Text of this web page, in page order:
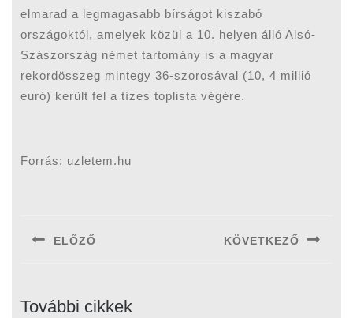
elmarad a legmagasabb bírságot kiszabó
országoktól, amelyek közül a 10. helyen álló Alsó-
Szászország német tartomány is a magyar
rekordösszeg mintegy 36-szorosával (10, 4 millió
euró) került fel a tízes toplista végére.
Forrás: uzletem.hu
ELŐZŐ KÖVETKEZŐ
További cikkek